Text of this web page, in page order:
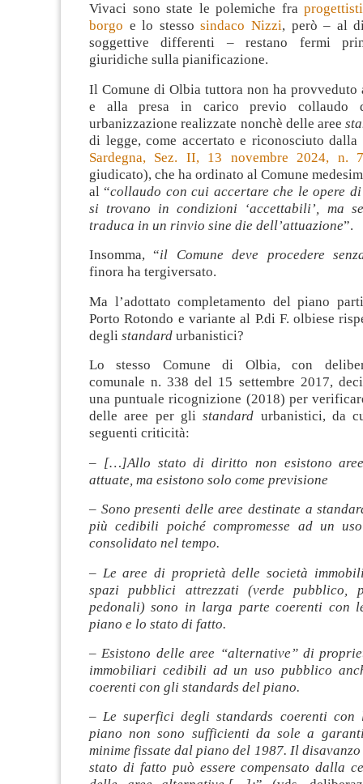
Vivaci sono state le polemiche fra
borgo e lo stessosindaco Nizzi, però – al
soggettive differenti – restano fermi
giuridiche sulla pianificazione.
Il Comune di Olbia tuttora non ha provveduto
e alla presa in carico previo collaudo
urbanizzazione realizzate nonchè delle aree
di legge, come accertato e riconosciuto dalla
Sardegna, Sez. II, 13 novembre 2024, n.
giudicato), che ha ordinato al Comune
al “collaudo con cui accertare che le opere
si trovano in condizioni ‘accettabili’ , ma
traduca in un rinvio sine die dell’attuazione”.
Insomma, “il Comune deve procedere
finora ha tergiversato.
Ma l’adottato completamento del piano
Porto Rotondo e variante al P.di F. olbiese
degli standard urbanistici?
Lo stesso Comune di Olbia, con
comunale n. 338 del 15 settembre 2017,
una puntuale ricognizione (2018) per
delle aree per glistandard urbanistici, da
seguenti criticità:
– […]Allo stato di diritto non esistono
attuate, ma esistono solo come previsione
– Sono presenti delle aree destinate a
più cedibili poiché compromesse ad un
consolidato nel tempo.
– Le aree di proprietà delle società
spazi pubblici attrezzati (verde pubblico,
pedonali) sono in larga parte coerenti con
piano e lo stato di fatto.
–Esistono delle aree “alternative” di
immobiliari cedibili ad un uso pubblico
coerenti con gli standards del piano.
–Le superfici degli standards coerenti
piano non sono sufficienti da sole a
minime fissate dal piano del 1987. Il
stato di fatto può essere compensato dalla